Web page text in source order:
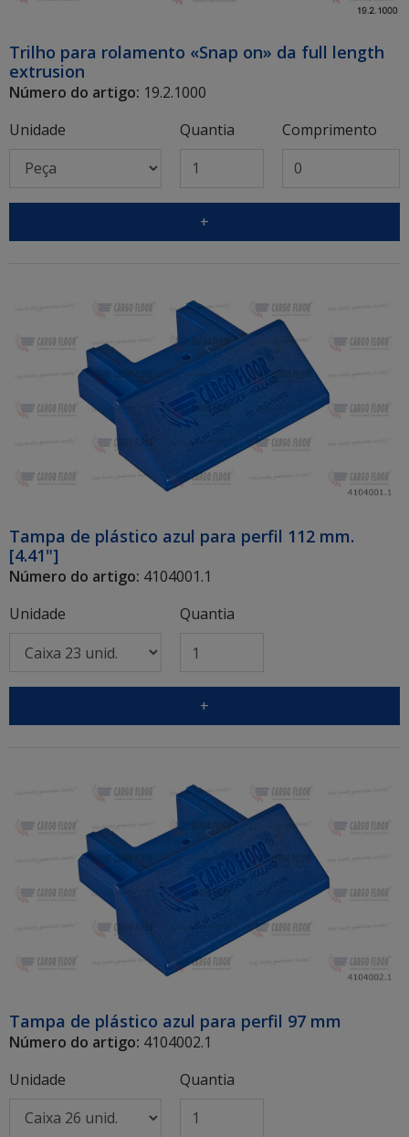
Trilho para rolamento «Snap on» da full length
extrusion
Número do artigo: 19.2.1000
Unidade
Quantia Comprimento
+
Tampa de plástico azul para perfil 112 mm.
[4.41"]
Número do artigo: 4104001.1
Unidade
Quantia
+
Tampa de plástico azul para perfil 97 mm
Número do artigo: 4104002.1
Unidade
Quantia